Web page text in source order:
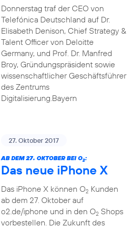
Donnerstag traf der CEO von
Telefónica Deutschland auf Dr.
Elisabeth Denison, Chief Strategy &
Talent Officer von Deloitte
Germany, und Prof. Dr. Manfred
Broy, Gründungspräsident sowie
wissenschaftlicher Geschäftsführer
des Zentrums
Digitalisierung.Bayern
27. Oktober 2017
AB DEM 27. OKTOBER BEI O2:
Das neue iPhone X
Das iPhone X können O2Kunden
ab dem 27. Oktober auf
o2.de/iphone und in den O2Shops
vorbestellen. Die Zukunft des